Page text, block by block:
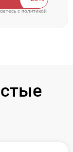
cполитикой